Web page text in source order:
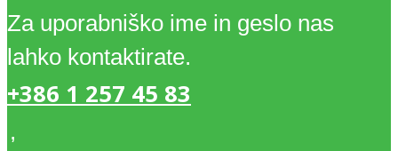
Za uporabniško ime in geslo nas
lahko kontaktirate.
+386 1 257 45 83
,